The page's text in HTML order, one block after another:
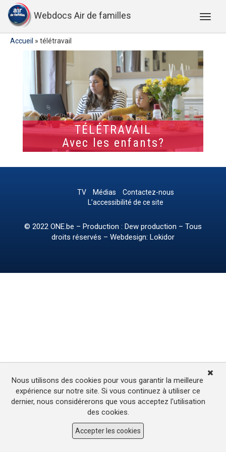
Webdocs Air de familles
Accueil » télétravail
TÉLÉTRAVAIL
Avec les enfants?
TV Médias
Contactez-nous
L’accessibilité de ce site
© 2022 ONE.be – Production : Dew production – Tous
droits réservés – Webdesign: Lokidor
Nous utilisons des cookies pour vous garantir la meilleure
expérience sur notre site. Si vous continuez à utiliser ce
dernier, nous considérerons que vous acceptez l'utilisation
des cookies.
Accepter les cookies